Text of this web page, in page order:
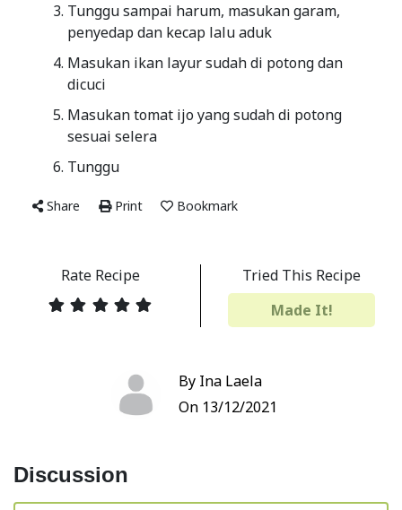
Tunggu sampai harum, masukan garam,
penyedap dan kecap lalu aduk
Masukan ikan layur sudah di potong dan
dicuci
Masukan tomat ijo yang sudah di potong
sesuai selera
Tunggu
Share Print Bookmark
Rate Recipe
Tried This Recipe
Made It!
By Ina Laela
On 13/12/2021
Discussion